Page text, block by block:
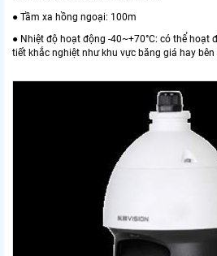
● Tầm xa hồng ngoại: 100m
● Nhiệt độ hoạt động -40~+70°C: có thể hoạt
tiết khắc nghiệt như khu vực băng giá hay